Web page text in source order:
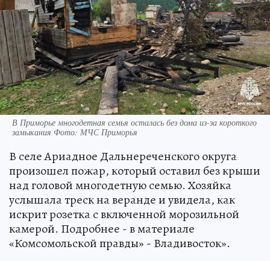
В Приморье многодетная семья осталась без дома из-за короткого
замыкания Фото: МЧС Приморья
В селе Ариадное Дальнереченского округа
произошел пожар, который оставил без крыши
над головой многодетную семью. Хозяйка
услышала треск на веранде и увидела, как
искрит розетка с включенной морозильной
камерой. Подробнее - в материале
«Комсомольской правды» - Владивосток».